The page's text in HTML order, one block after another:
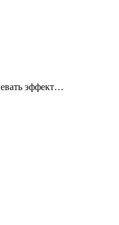
эффект…